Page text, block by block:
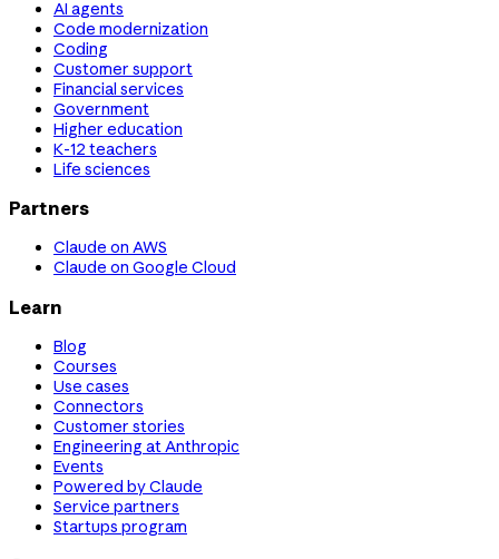
AI agents
Code modernization
Coding
Customer support
Financial services
Government
Higher education
K-12 teachers
Life sciences
Partners
Claude on AWS
Claude on Google Cloud
Learn
Blog
Courses
Use cases
Connectors
Customer stories
Engineering at Anthropic
Events
Powered by Claude
Service partners
Startups program